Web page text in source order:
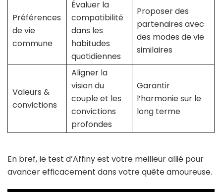
Préférences
de vie
commune
Évaluer la
compatibilité
dans les
habitudes
quotidiennes
Proposer des
partenaires avec
des modes de vie
similaires
Valeurs &
convictions
Aligner la
vision du
couple et les
convictions
profondes
Garantir
l’harmonie sur le
long terme
En bref, le test d’Affiny est votre meilleur allié pour
avancer efficacement dans votre quête amoureuse.